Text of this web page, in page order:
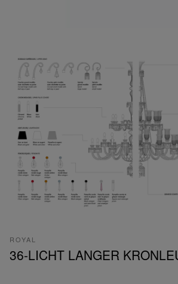
ROYAL
36-LICHT LANGER